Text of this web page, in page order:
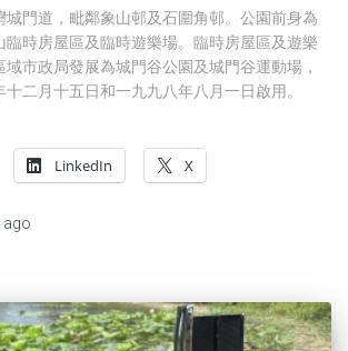
城門道，毗鄰象山邨及石圍角邨。公園前身為
臨時房屋區及臨時遊樂場。臨時房屋區及遊樂
市政局發展為城門谷公園及城門谷運動場，
二月十五日和一九九八年八月一日啟用。
LinkedIn X
ago